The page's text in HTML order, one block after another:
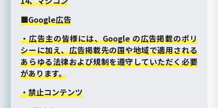
■Google広告
・広告主の皆様には、Google の広告掲載のポリ
シーに加え、広告掲載先の国や地域で適用される
あらゆる法律および規制を遵守していただく必要
があります。
・禁止コンテンツ